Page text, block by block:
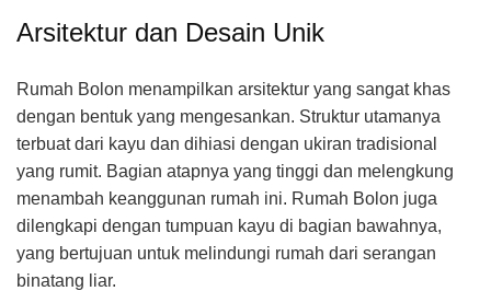
Arsitektur dan Desain Unik
Rumah Bolon menampilkan arsitektur yang sangat khas
dengan bentuk yang mengesankan. Struktur utamanya
terbuat dari kayu dan dihiasi dengan ukiran tradisional
yang rumit. Bagian atapnya yang tinggi dan melengkung
menambah keanggunan rumah ini. Rumah Bolon juga
dilengkapi dengan tumpuan kayu di bagian bawahnya,
yang bertujuan untuk melindungi rumah dari serangan
binatang liar.